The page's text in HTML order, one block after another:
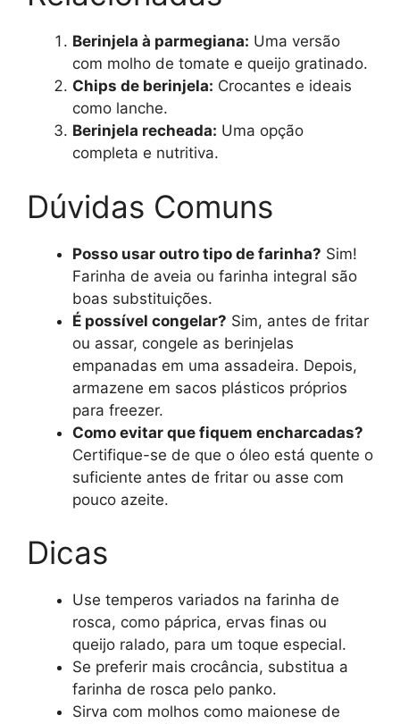
Berinjela à parmegiana: Uma versão
com molho de tomate e queijo gratinado.
Chips de berinjela: Crocantes e ideais
como lanche.
Berinjela recheada: Uma opção
completa e nutritiva.
Dúvidas Comuns
Posso usar outro tipo de farinha? Sim!
Farinha de aveia ou farinha integral são
boas substituições.
É possível congelar? Sim, antes de fritar
ou assar, congele as berinjelas
empanadas em uma assadeira. Depois,
armazene em sacos plásticos próprios
para freezer.
Como evitar que fiquem encharcadas?
Certifique-se de que o óleo está quente o
suficiente antes de fritar ou asse com
pouco azeite.
Dicas
Use temperos variados na farinha de
rosca, como páprica, ervas finas ou
queijo ralado, para um toque especial.
Se preferir mais crocância, substitua a
farinha de rosca pelo panko.
Sirva com molhos como maionese de